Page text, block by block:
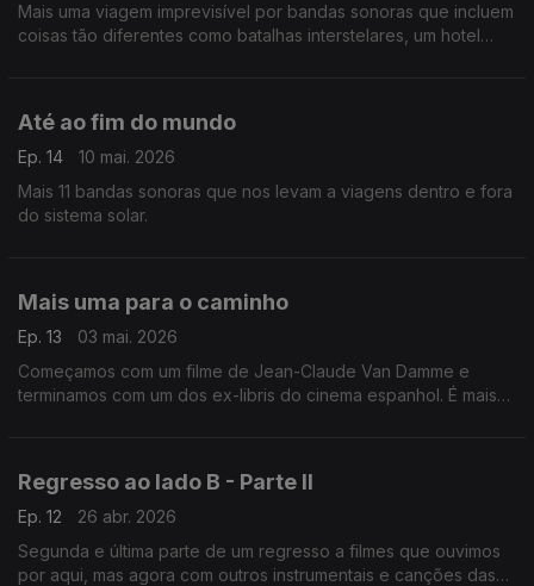
Mais uma viagem imprevisível por bandas sonoras que incluem
coisas tão diferentes como batalhas interstelares, um hotel
Até ao fim do mundo
Ep. 14
10 mai. 2026
Mais 11 bandas sonoras que nos levam a viagens dentro e fora
do sistema solar.
Mais uma para o caminho
Ep. 13
03 mai. 2026
Começamos com um filme de Jean-Claude Van Damme e
terminamos com um dos ex-libris do cinema espanhol. É mais
Regresso ao lado B - Parte II
Ep. 12
26 abr. 2026
Segunda e última parte de um regresso a filmes que ouvimos
por aqui, mas agora com outros instrumentais e canções das